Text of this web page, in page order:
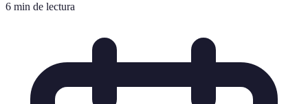
6 min de lectura